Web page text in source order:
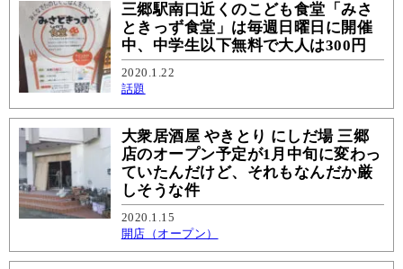
三郷駅南口近くのこども食堂「みさ
ときっず食堂」は毎週日曜日に開催
中、中学生以下無料で大人は300円
2020.1.22
話題
大衆居酒屋 やきとり にしだ場 三郷
店のオープン予定が1月中旬に変わっ
ていたんだけど、それもなんだか厳
しそうな件
2020.1.15
開店（オープン）